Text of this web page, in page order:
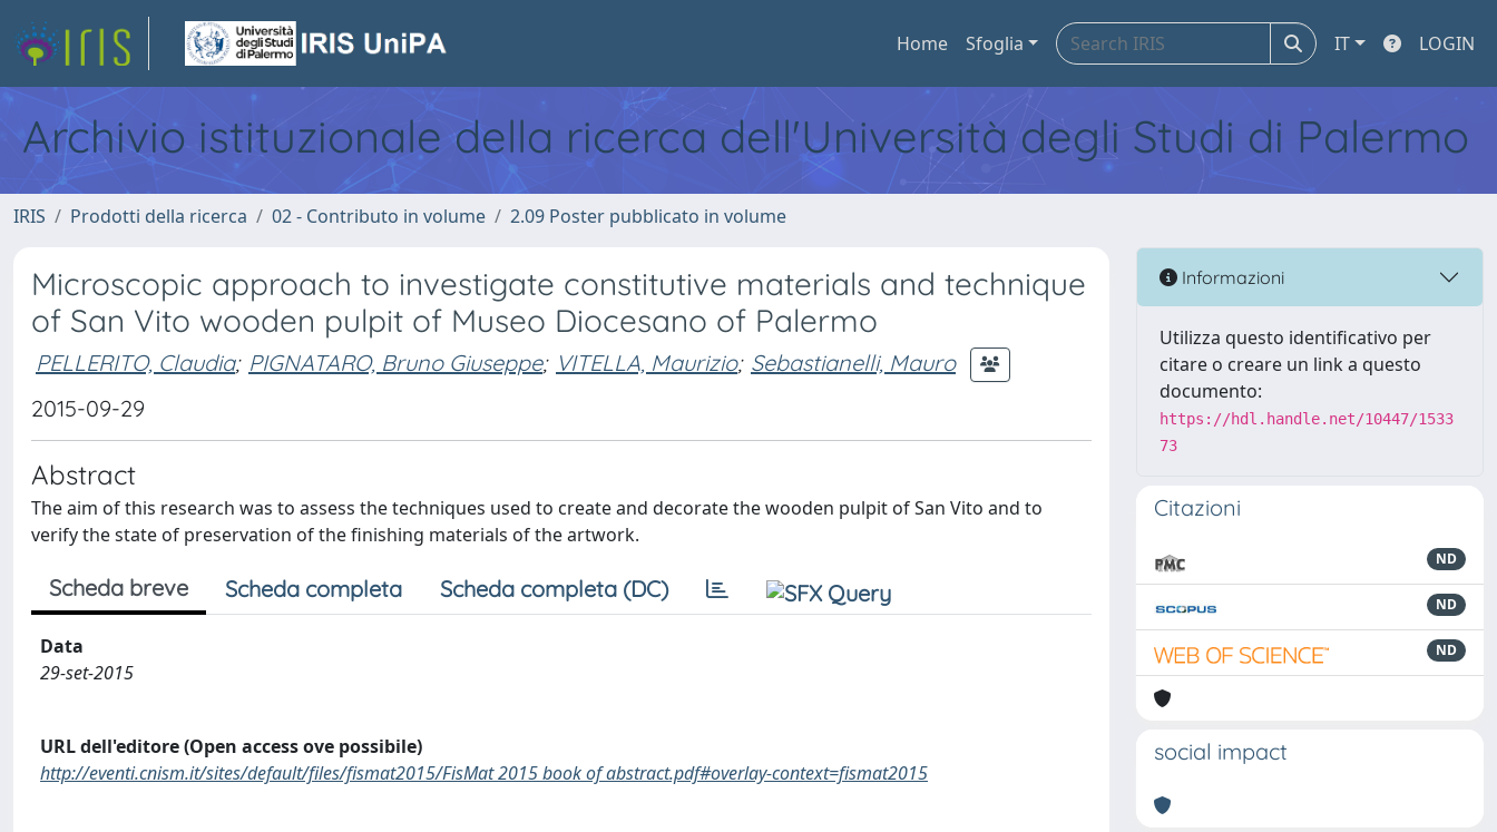
Home Sfoglia IT LOGIN
Archivio istituzionale della ricerca dell'Università degli Studi di Palermo
IRIS Prodotti della ricerca 02 - Contributo in volume 2.09 Poster pubblicato in volume
Microscopic approach to investigate constitutive materials and technique
of San Vito wooden pulpit of Museo Diocesano of Palermo
PELLERITO, Claudia; PIGNATARO, Bruno Giuseppe; VITELLA, Maurizio; Sebastianelli, Mauro
2015-09-29
Abstract
The aim of this research was to assess the techniques used to create and decorate the wooden pulpit of San Vito and to
verify the state of preservation of the finishing materials of the artwork.
Scheda breve Scheda completa Scheda completa (DC)
Data
29-set-2015
URL dell'editore (Open access ove possibile)
http://eventi.cnism.it/sites/default/files/fismat2015/FisMat 2015 book of abstract.pdf#overlay-context=fismat2015
Informazioni
Utilizza questo identificativo per
citare o creare un link a questo
documento:
https://hdl.handle.net/10447/1533
73
Citazioni
ND
ND
ND
social impact